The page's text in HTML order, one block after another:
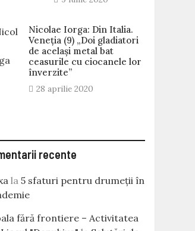
Nicolae Iorga: Din Italia.
Veneţia (9) „Doi gladiatori
de același metal bat
ceasurile cu ciocanele lor
înverzite”
28 aprilie 2020
recente
la 5 sfaturi pentru drumeții în
fără frontiere – Activitatea